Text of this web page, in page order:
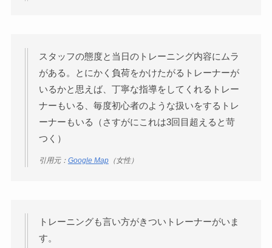
スタッフの態度と当日のトレーニング内容にムラ
がある。とにかく負荷をかけたがるトレーナーが
いるかと思えば、丁寧な指導をしてくれるトレー
ナーもいる、毎度初心者のような扱いをするトレ
ーナーもいる（さすがにこれは3回目超えると苛
つく）
引用元： Google Map（女性）
トレーニングも言い方がきついトレーナーがいま
す。